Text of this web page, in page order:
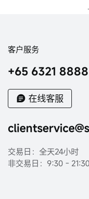
客户服务
+65 6321 8888
在线客服
交易日：全天24小时
非交易日：9:30 -